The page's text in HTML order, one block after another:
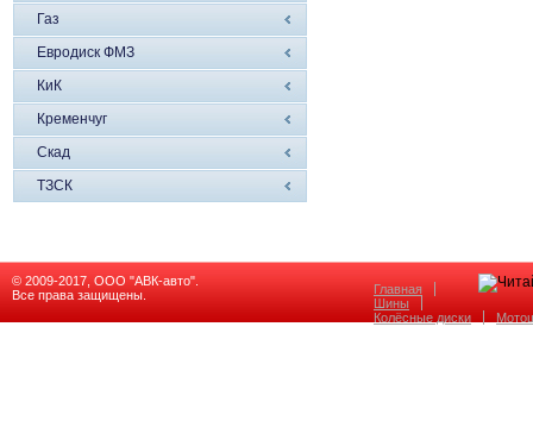
Газ
Евродиск ФМЗ
КиК
Кременчуг
Скад
ТЗСК
© 2009-2017, ООО "АВК-авто".
Все права защищены.
Главная
Шины
Колёсные диски